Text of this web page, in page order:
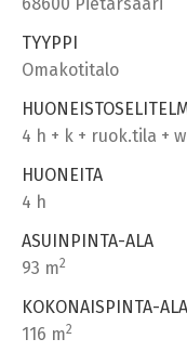
TYYPPI
Omakotitalo
4 h + k + ruok.tila +
HUONEITA
4 h
ASUINPINTA-ALA
93 m2
KOKONAISPINTA-ALA
116 m2